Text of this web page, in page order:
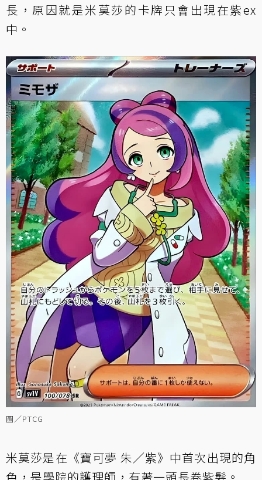
長，原因就是米莫莎的卡牌只會出現在紫ex
中。
圖／PTCG
米莫莎是在《寶可夢 朱／紫》中首次出現的角